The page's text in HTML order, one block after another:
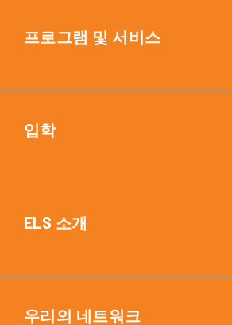
프로그램 및 서비스
입학
ELS 소개
우리의 네트워크